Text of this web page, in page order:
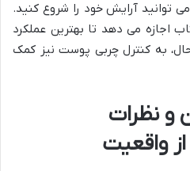
آرایش خود را شروع کنید.
اجازه می دهد تا بهترین عملکرد
به کنترل چربی پوست نیز کمک
و نظرات
از واقعیت